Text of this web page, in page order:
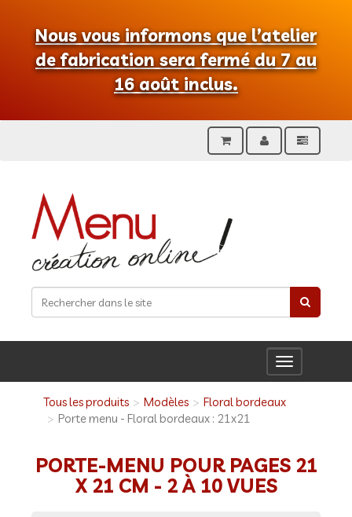
Nous vous informons que l’atelier
de fabrication sera fermé du 7 au
16 août inclus.
Toggle
navigation
Tous les produits
Modèles
Floral bordeaux
Porte menu - Floral bordeaux : 21x21
PORTE-MENU POUR PAGES 21
X 21 CM - 2 À 10 VUES